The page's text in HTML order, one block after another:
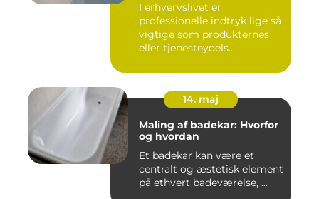
I erhvervslivet er
professionelle indtryk lige så
vigtige som produkternes
eller tjenesteydels...
14. maj
Maling af badekar: Hvorfor
og hvordan
Et badekar kan være et
centralt og æstetisk element
på ethvert badeværelse, ...